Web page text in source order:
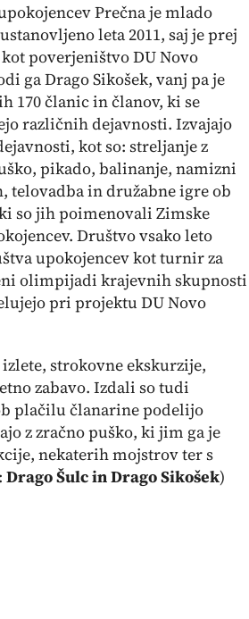
Prečna je mlado
leta 2011, saj je prej
poverjeništvo DU Novo
ga Drago Sikošek, vanj pa je
170 članic in članov, ki se
različnih dejavnosti. Izvajajo
kot so: streljanje z
pikado, balinanje, namizni
telovadba in družabne igre ob
so jih poimenovali Zimske
Društvo vsako leto
upokojencev kot turnir za
olimpijadi krajevnih skupnosti
pri projektu DU Novo
strokovne ekskurzije,
zabavo. Izdali so tudi
plačilu članarine podelijo
z zračno puško, ki jim ga je
nekaterih mojstrov ter s
Drago Šulc in Drago Sikošek)